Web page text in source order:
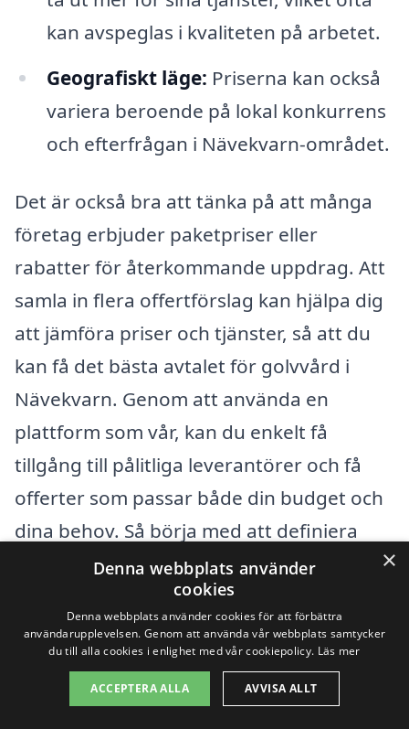
kan avspeglas i kvaliteten på arbetet.
Geografiskt läge: Priserna kan också
variera beroende på lokal konkurrens
och efterfrågan i Nävekvarn-området.
Det är också bra att tänka på att många
företag erbjuder paketpriser eller
rabatter för återkommande uppdrag. Att
samla in flera offertförslag kan hjälpa dig
att jämföra priser och tjänster, så att du
kan få det bästa avtalet för golvvård i
Nävekvarn. Genom att använda en
plattform som vår, kan du enkelt få
tillgång till pålitliga leverantörer och få
offerter som passar både din budget och
dina behov. Så börja med att definiera
dina specifika golvvårdsbehov för att
optimera ditt val av tjänster och få den
vård som ditt golv förtjänar.
Få 3 erbjudanden, gratis och utan
×
Denna webbplats använder
cookies
Denna webbplats använder cookies för att förbättra
användarupplevelsen. Genom att använda vår webbplats samtycker
du till alla cookies i enlighet med vår cookiepolicy. Läs mer
ACCEPTERA ALLA AVVISA ALLT